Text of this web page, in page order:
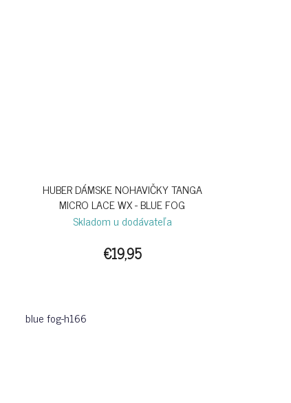
HUBER DÁMSKE NOHAVIČKY TANGA
MICRO LACE WX - BLUE FOG
Skladom u dodávateľa
€19,95
blue fog-h166